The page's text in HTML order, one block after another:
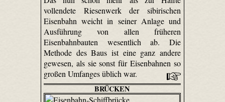
vollendete Riesenwerk der sibirischen
Eisenbahn weicht in seiner Anlage und
Ausführung von allen früheren
Eisenbahnbauten wesentlich ab. Die
Methode des Baus ist eine ganz andere
gewesen, als sie sonst für Eisenbahnen so
großen Umfanges üblich war.
BRÜCKEN